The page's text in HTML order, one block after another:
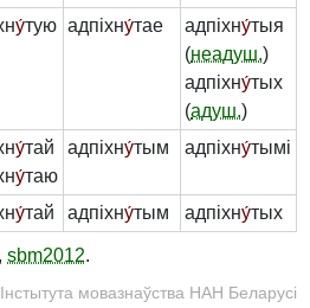
у́тую адпіхну́тае адпіхну́тыя
(неадуш.)
адпіхну́тых
(адуш.)
у́тай
у́таю
адпіхну́тым адпіхну́тымі
у́тай адпіхну́тым адпіхну́тых
, sbm2012.
мовазнаўства НАН Беларусі